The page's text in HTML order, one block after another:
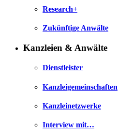
Research+
Zukünftige Anwälte
Kanzleien & Anwälte
Dienstleister
Kanzleigemeinschaften
Kanzleinetzwerke
Interview mit…